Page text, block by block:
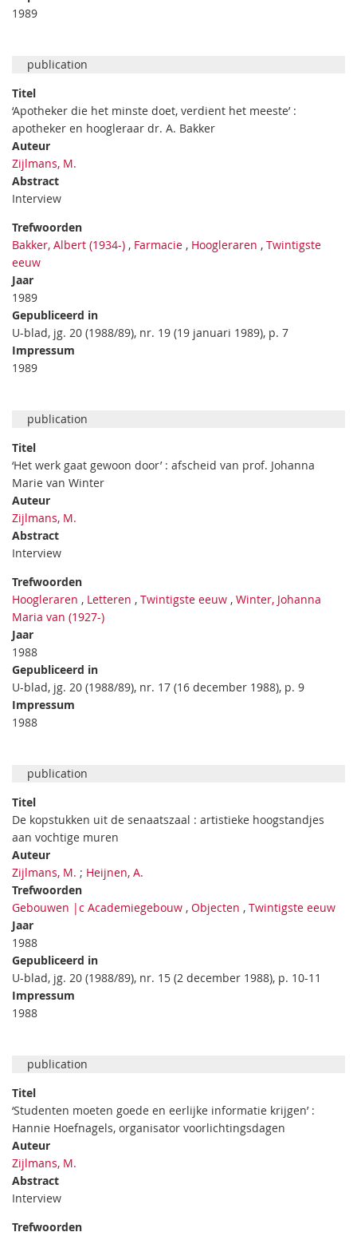
1989
publication
Titel
‘Apotheker die het minste doet, verdient het meeste’ :
apotheker en hoogleraar dr. A. Bakker
Auteur
Zijlmans, M.
Abstract
Interview
Trefwoorden
Bakker, Albert (1934-) , Farmacie , Hoogleraren , Twintigste
eeuw
Jaar
1989
Gepubliceerd in
U-blad, jg. 20 (1988/89), nr. 19 (19 januari 1989), p. 7
Impressum
1989
publication
Titel
‘Het werk gaat gewoon door’ : afscheid van prof. Johanna
Marie van Winter
Auteur
Zijlmans, M.
Abstract
Interview
Trefwoorden
Hoogleraren , Letteren , Twintigste eeuw , Winter, Johanna
Maria van (1927-)
Jaar
1988
Gepubliceerd in
U-blad, jg. 20 (1988/89), nr. 17 (16 december 1988), p. 9
Impressum
1988
publication
Titel
De kopstukken uit de senaatszaal : artistieke hoogstandjes
aan vochtige muren
Auteur
Zijlmans, M. ; Heijnen, A.
Trefwoorden
Gebouwen |c Academiegebouw , Objecten , Twintigste eeuw
Jaar
1988
Gepubliceerd in
U-blad, jg. 20 (1988/89), nr. 15 (2 december 1988), p. 10-11
Impressum
1988
publication
Titel
‘Studenten moeten goede en eerlijke informatie krijgen’ :
Hannie Hoefnagels, organisator voorlichtingsdagen
Auteur
Zijlmans, M.
Abstract
Interview
Trefwoorden